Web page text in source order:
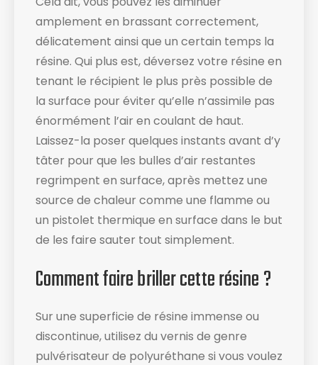
amplement en brassant correctement,
délicatement ainsi que un certain temps la
résine. Qui plus est, déversez votre résine en
tenant le récipient le plus près possible de
la surface pour éviter qu’elle n’assimile pas
énormément l’air en coulant de haut.
Laissez-la poser quelques instants avant d’y
tâter pour que les bulles d’air restantes
regrimpent en surface, après mettez une
source de chaleur comme une flamme ou
un pistolet thermique en surface dans le but
de les faire sauter tout simplement.
Comment faire briller cette résine ?
Sur une superficie de résine immense ou
discontinue, utilisez du vernis de genre
pulvérisateur de polyuréthane si vous voulez